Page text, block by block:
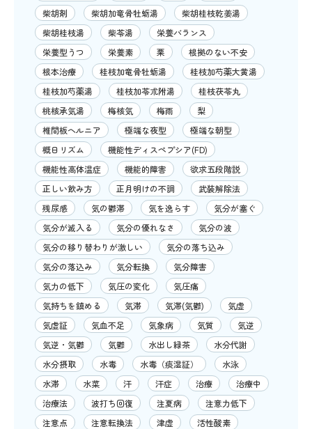
柴胡剤
柴胡加竜骨牡蛎湯
柴胡桂枝乾姜湯
柴胡桂枝湯
柴苓湯
栄養バランス
栄養型うつ
栄養素 栗
根拠のない不安
根本治療
桂枝加竜骨牡蛎湯
桂枝加芍薬大黄湯
桂枝加芍薬湯
桂枝加苓朮附湯
桂枝茯苓丸
桃核承気湯
梅核気 梅雨
梨
椎間板ヘルニア
極端な夜型
極端な朝型
概日リズム
機能性ディスペプシア(FD)
機能性高体温症
機能的障害
欲求五段階説
正しい飲み方
正月明けの不調
武装解除法
残尿感
気の鬱滞 気を逸らす
気分が塞ぐ
気分が滅入る
気分の優れなさ
気分の波
気分の移り替わりが激しい
気分の落ち込み
気分の落込み
気分転換
気分障害
気力の低下
気圧の変化
気圧痛
気持ちを鎮める
気滞 気滞(気鬱)
気虚
気虚証
気血不足 気象病 気質
気逆
気逆・気鬱
気鬱 水出し緑茶
水分代謝
水分摂取
水毒 水毒（痰湿証）
水泳
水滞
水菜 汗 汗症 治療
治療中
治療法
波打ち回復 注夏病
注意力低下
注意点
注意転換法 津虚
活性酸素